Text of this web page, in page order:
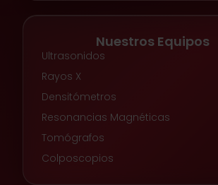
Nuestros Equipos
Ultrasonidos
Rayos X
Densitómetros
Resonancias Magnéticas
Tomógrafos
Colposcopios